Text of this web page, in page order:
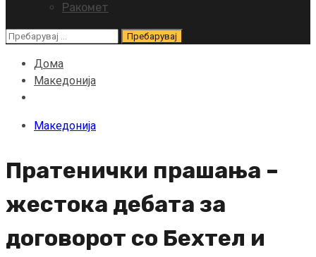
Ракомет
Пребарувај
Дома
Македонија
Македонија
Пратенички прашања –
жестока дебата за
договорот со Бехтел и